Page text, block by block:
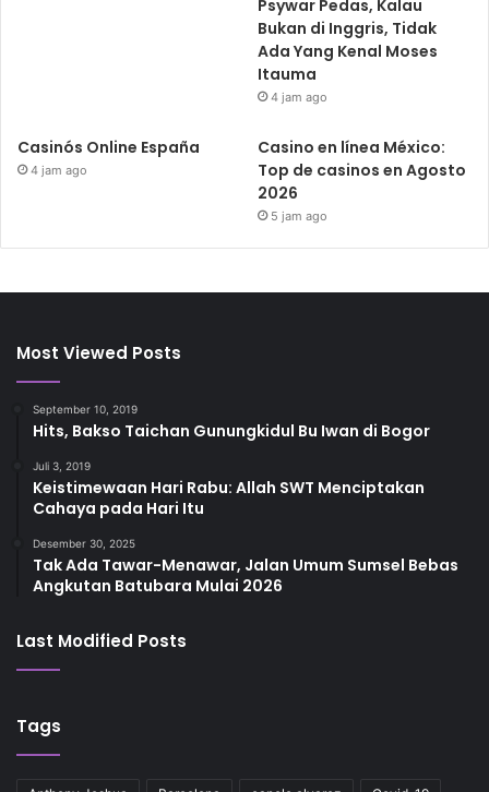
Psywar Pedas, Kalau
Bukan di Inggris, Tidak
Ada Yang Kenal Moses
Itauma
4 jam ago
Casinós Online España
4 jam ago
Casino en línea México:
Top de casinos en Agosto
2026
5 jam ago
Most Viewed Posts
September 10, 2019
Hits, Bakso Taichan Gunungkidul Bu Iwan di Bogor
Juli 3, 2019
Keistimewaan Hari Rabu: Allah SWT Menciptakan
Cahaya pada Hari Itu
Desember 30, 2025
Tak Ada Tawar-Menawar, Jalan Umum Sumsel Bebas
Angkutan Batubara Mulai 2026
Last Modified Posts
Tags